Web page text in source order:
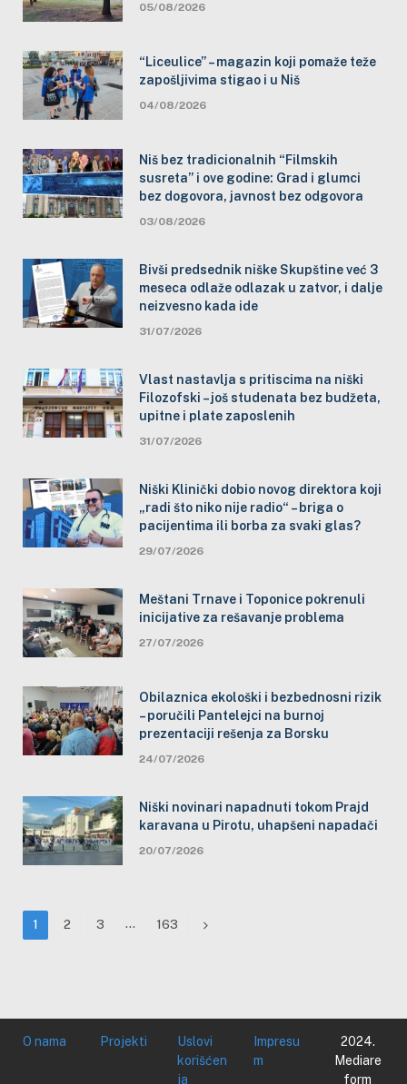
05/08/2026
“Liceulice” – magazin koji pomaže teže
zapošljivima stigao i u Niš
04/08/2026
Niš bez tradicionalnih “Filmskih
susreta” i ove godine: Grad i glumci
bez dogovora, javnost bez odgovora
03/08/2026
Bivši predsednik niške Skupštine već 3
meseca odlaže odlazak u zatvor, i dalje
neizvesno kada ide
31/07/2026
Vlast nastavlja s pritiscima na niški
Filozofski – još studenata bez budžeta,
upitne i plate zaposlenih
31/07/2026
Niški Klinički dobio novog direktora koji
„radi što niko nije radio“ – briga o
pacijentima ili borba za svaki glas?
29/07/2026
Meštani Trnave i Toponice pokrenuli
inicijative za rešavanje problema
27/07/2026
Obilaznica ekološki i bezbednosni rizik
– poručili Pantelejci na burnoj
prezentaciji rešenja za Borsku
24/07/2026
Niški novinari napadnuti tokom Prajd
karavana u Pirotu, uhapšeni napadači
20/07/2026
1 2 3 … 163 Next
O nama Projekti
Uslovi
korišćen
ja
Impresu
m
2024.
Mediare
form